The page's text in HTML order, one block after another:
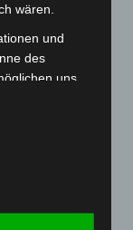
wären.
und
des
uns,
ist
die
bei jedem
dem auf